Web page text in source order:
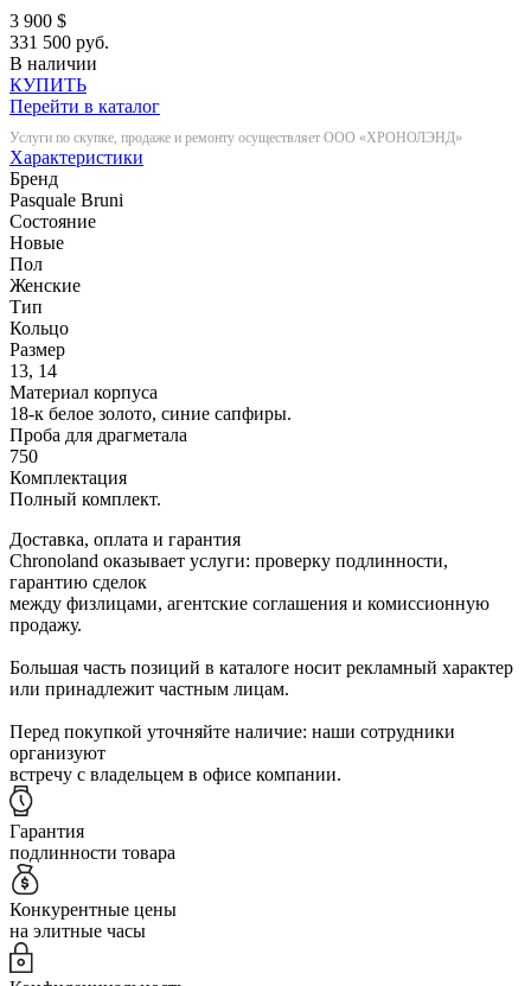
3 900 $
331 500 руб.
В наличии
КУПИТЬ
Перейти в каталог
Услуги по скупке, продаже и ремонту осуществляет ООО «ХРОНОЛЭНД»
Характеристики
Бренд
Pasquale Bruni
Состояние
Новые
Пол
Женские
Тип
Кольцо
Размер
13, 14
Материал корпуса
18-к белое золото, синие сапфиры.
Проба для драгметала
750
Комплектация
Полный комплект.
Доставка, оплата и гарантия
Chronoland оказывает услуги: проверку подлинности,
гарантию сделок
между физлицами, агентские соглашения и комиссионную
продажу.
Большая часть позиций в каталоге носит рекламный характер
или принадлежит частным лицам.
Перед покупкой уточняйте наличие: наши сотрудники
организуют
встречу с владельцем в офисе компании.
Гарантия
подлинности товара
Конкурентные цены
на элитные часы